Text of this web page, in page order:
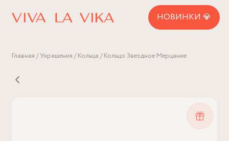
НОВИНКИ 💎
Главная Украшения Кольца Кольцо Звездное Мерцание